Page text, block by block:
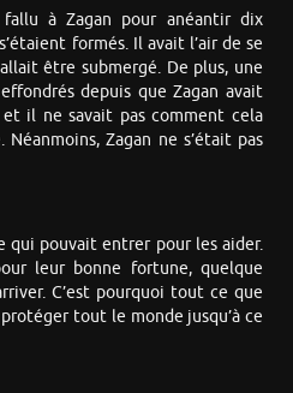
à Zagan pour anéantir dix
formés. Il avait l’air de se
être submergé. De plus, une
depuis que Zagan avait
il ne savait pas comment cela
Zagan ne s’était pas
qui pouvait entrer pour les aider.
leur bonne fortune, quelque
C’est pourquoi tout ce que
tout le monde jusqu’à ce